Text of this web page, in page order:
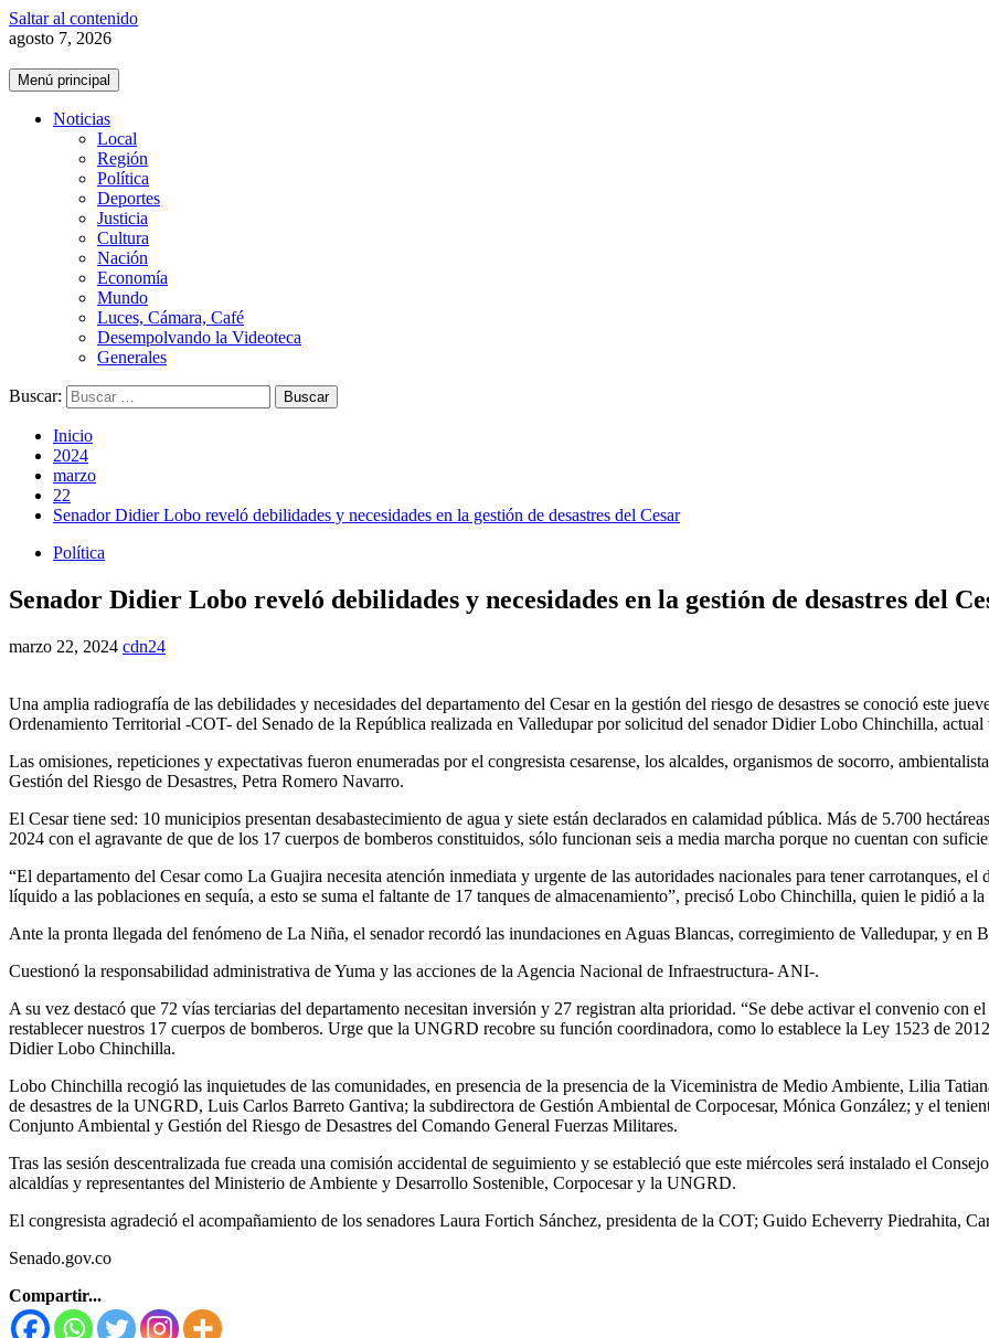
Saltar al contenido
agosto 7, 2026
Menú principal
Noticias
Local
Región
Política
Deportes
Justicia
Cultura
Nación
Economía
Mundo
Luces, Cámara, Café
Desempolvando la Videoteca
Generales
Buscar:
Inicio
2024
marzo
22
Senador Didier Lobo reveló debilidades y necesidades en la gestión de desastres del Cesar
Política
Senador Didier Lobo reveló debilidades y necesidades en la gestión de desastres del
marzo 22, 2024 cdn24
Una amplia radiografía de las debilidades y necesidades del departamento del Cesar en la gestión del riesgo de desastres se conoció este
Ordenamiento Territorial -COT- del Senado de la República realizada en Valledupar por solicitud del senador Didier Lobo Chinchilla, actual
Las omisiones, repeticiones y expectativas fueron enumeradas por el congresista cesarense, los alcaldes, organismos de socorro,
Gestión del Riesgo de Desastres, Petra Romero Navarro.
El Cesar tiene sed: 10 municipios presentan desabastecimiento de agua y siete están declarados en calamidad pública. Más de 5.700
2024 con el agravante de que de los 17 cuerpos de bomberos constituidos, sólo funcionan seis a media marcha porque no cuentan con
“El departamento del Cesar como La Guajira necesita atención inmediata y urgente de las autoridades nacionales para tener carrotanques,
líquido a las poblaciones en sequía, a esto se suma el faltante de 17 tanques de almacenamiento”, precisó Lobo Chinchilla, quien le pidió a
Ante la pronta llegada del fenómeno de La Niña, el senador recordó las inundaciones en Aguas Blancas, corregimiento de Valledupar, y en
Cuestionó la responsabilidad administrativa de Yuma y las acciones de la Agencia Nacional de Infraestructura- ANI-.
A su vez destacó que 72 vías terciarias del departamento necesitan inversión y 27 registran alta prioridad. “Se debe activar el convenio con
restablecer nuestros 17 cuerpos de bomberos. Urge que la UNGRD recobre su función coordinadora, como lo establece la Ley 1523 de
Didier Lobo Chinchilla.
Lobo Chinchilla recogió las inquietudes de las comunidades, en presencia de la presencia de la Viceministra de Medio Ambiente, Lilia
de desastres de la UNGRD, Luis Carlos Barreto Gantiva; la subdirectora de Gestión Ambiental de Corpocesar, Mónica González; y el
Conjunto Ambiental y Gestión del Riesgo de Desastres del Comando General Fuerzas Militares.
Tras las sesión descentralizada fue creada una comisión accidental de seguimiento y se estableció que este miércoles será instalado el
alcaldías y representantes del Ministerio de Ambiente y Desarrollo Sostenible, Corpocesar y la UNGRD.
El congresista agradeció el acompañamiento de los senadores Laura Fortich Sánchez, presidenta de la COT; Guido Echeverry Piedrahita,
Senado.gov.co
Compartir...